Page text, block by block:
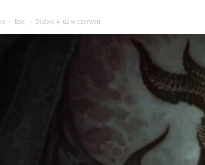
Esej Diablo 4 już w czerwcu